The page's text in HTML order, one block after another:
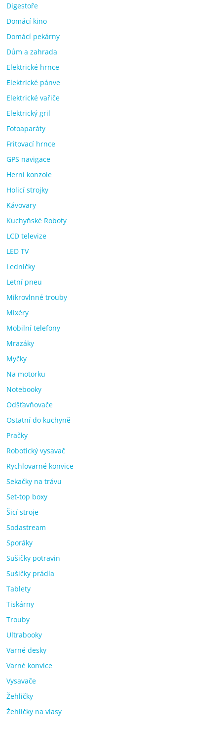
Digestoře
Domácí kino
Domácí pekárny
Dům a zahrada
Elektrické hrnce
Elektrické pánve
Elektrické vařiče
Elektrický gril
Fotoaparáty
Fritovací hrnce
GPS navigace
Herní konzole
Holicí strojky
Kávovary
Kuchyňské Roboty
LCD televize
LED TV
Ledničky
Letní pneu
Mikrovlnné trouby
Mixéry
Mobilní telefony
Mrazáky
Myčky
Na motorku
Notebooky
Odšťavňovače
Ostatní do kuchyně
Pračky
Robotický vysavač
Rychlovarné konvice
Sekačky na trávu
Set-top boxy
Šicí stroje
Sodastream
Sporáky
Sušičky potravin
Sušičky prádla
Tablety
Tiskárny
Trouby
Ultrabooky
Varné desky
Varné konvice
Vysavače
Žehličky
Žehličky na vlasy